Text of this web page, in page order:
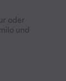
oder
und